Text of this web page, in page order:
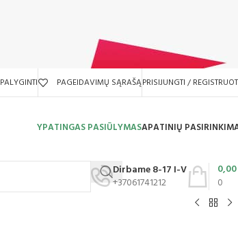
PALYGINTI PAGEIDAVIMŲ SĄRAŠĄPRISIJUNGTI /
YPATINGAS PASIŪLYMASAPATINIŲ
Dirbame 8-17 I-V
+37061741212
0
0,00